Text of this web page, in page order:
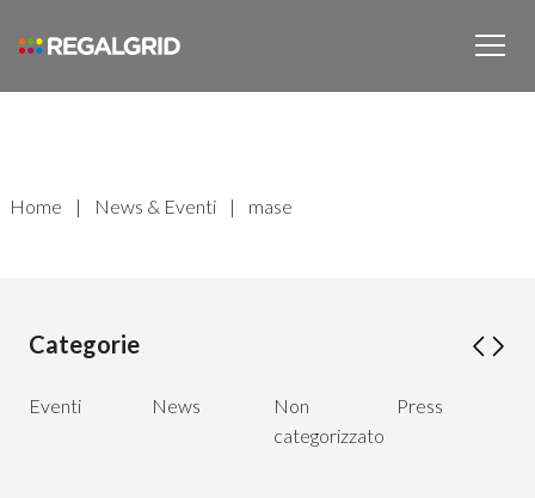
Home | News & Eventi | mase
Categorie
Eventi News
Non
categorizzato
Press